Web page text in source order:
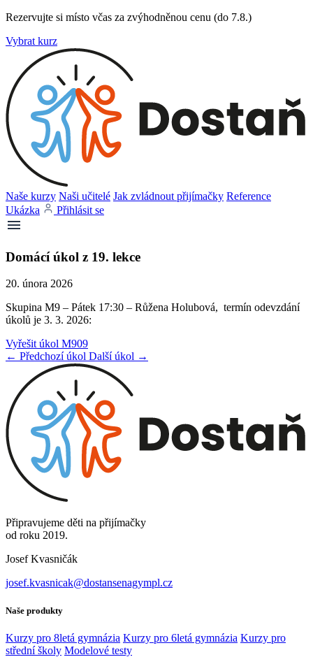
Rezervujte si místo včas za zvýhodněnou cenu (do 7.8.)
Vybrat kurz
Naše kurzy Naši učitelé Jak zvládnout přijímačky Reference
Ukázka
Přihlásit se
Domácí úkol z 19. lekce
20. února 2026
Skupina M9 – Pátek 17:30 – Růžena Holubová, termín odevzdání
úkolů je 3. 3. 2026:
Vyřešit úkol M909
← Předchozí úkol Další úkol →
Připravujeme děti na přijímačky
od roku 2019.
Josef Kvasničák
josef.kvasnicak@dostansenagympl.cz
Naše produkty
Kurzy pro 8letá gymnázia Kurzy pro 6letá gymnázia Kurzy pro
střední školy Modelové testy